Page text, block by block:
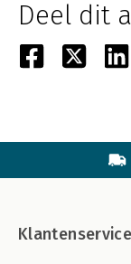
Deel dit
Klantenservice